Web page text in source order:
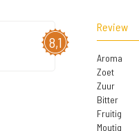
8,1
Review
Aroma
Zoet
Zuur
Bitter
Fruitig
Moutig